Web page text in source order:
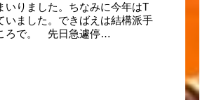
いりました。ちなみに今年はT
いました。できばえは結構派手
ろで。 先日急遽停